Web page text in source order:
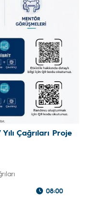
Çağrıları Proje
08:00